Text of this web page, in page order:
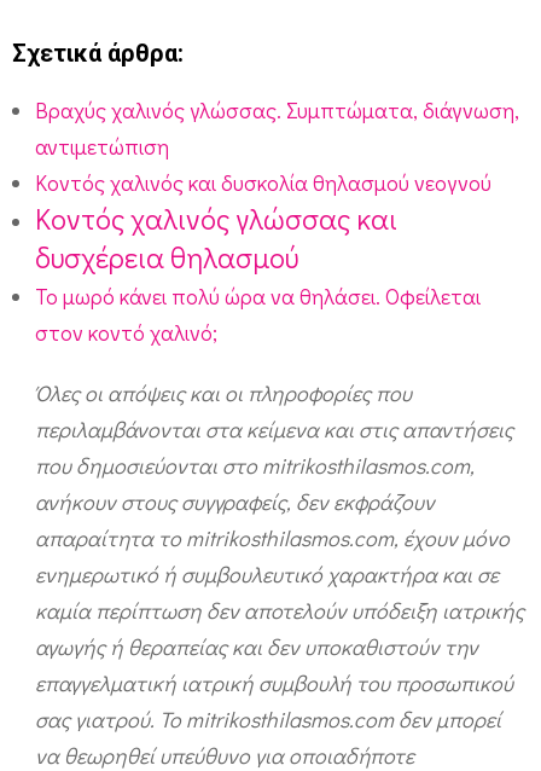
Σχετικά άρθρα:
Βραχύς χαλινός γλώσσας. Συμπτώματα, διάγνωση,
αντιμετώπιση
Κοντός χαλινός και δυσκολία θηλασμού νεογνού
Κοντός χαλινός γλώσσας και
δυσχέρεια θηλασμού
Το μωρό κάνει πολύ ώρα να θηλάσει. Οφείλεται
στον κοντό χαλινό;
Όλες οι απόψεις και οι πληροφορίες που
περιλαμβάνονται στα κείμενα και στις απαντήσεις
που δημοσιεύονται στο mitrikosthilasmos.com,
ανήκουν στους συγγραφείς, δεν εκφράζουν
απαραίτητα το mitrikosthilasmos.com, έχουν μόνο
ενημερωτικό ή συμβουλευτικό χαρακτήρα και σε
καμία περίπτωση δεν αποτελούν υπόδειξη ιατρικής
αγωγής ή θεραπείας και δεν υποκαθιστούν την
επαγγελματική ιατρική συμβουλή του προσωπικού
σας γιατρού. Το mitrikosthilasmos.com δεν μπορεί
να θεωρηθεί υπεύθυνο για οποιαδήποτε